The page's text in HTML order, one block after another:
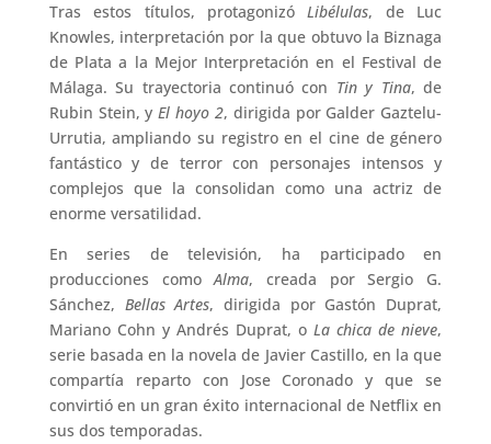
Tras estos títulos, protagonizóLibélulas, de Luc
Knowles, interpretación por la que obtuvo la Biznaga
de Plata a la Mejor Interpretación en el Festival de
Málaga. Su trayectoria continuó con Tin y Tina, de
Rubin Stein, yEl hoyo 2, dirigida por Galder Gaztelu-
Urrutia, ampliando su registro en el cine de género
fantástico y de terror con personajes intensos y
complejos que la consolidan como una actriz de
enorme versatilidad.
En series de televisión, ha participado en
producciones comoAlma, creada por Sergio G.
Sánchez, Bellas Artes, dirigida por Gastón Duprat,
Mariano Cohn y Andrés Duprat, oLa chica de nieve,
serie basada en la novela de Javier Castillo, en la que
compartía reparto con Jose Coronado y que se
convirtió en un gran éxito internacional de Netflix en
sus dos temporadas.